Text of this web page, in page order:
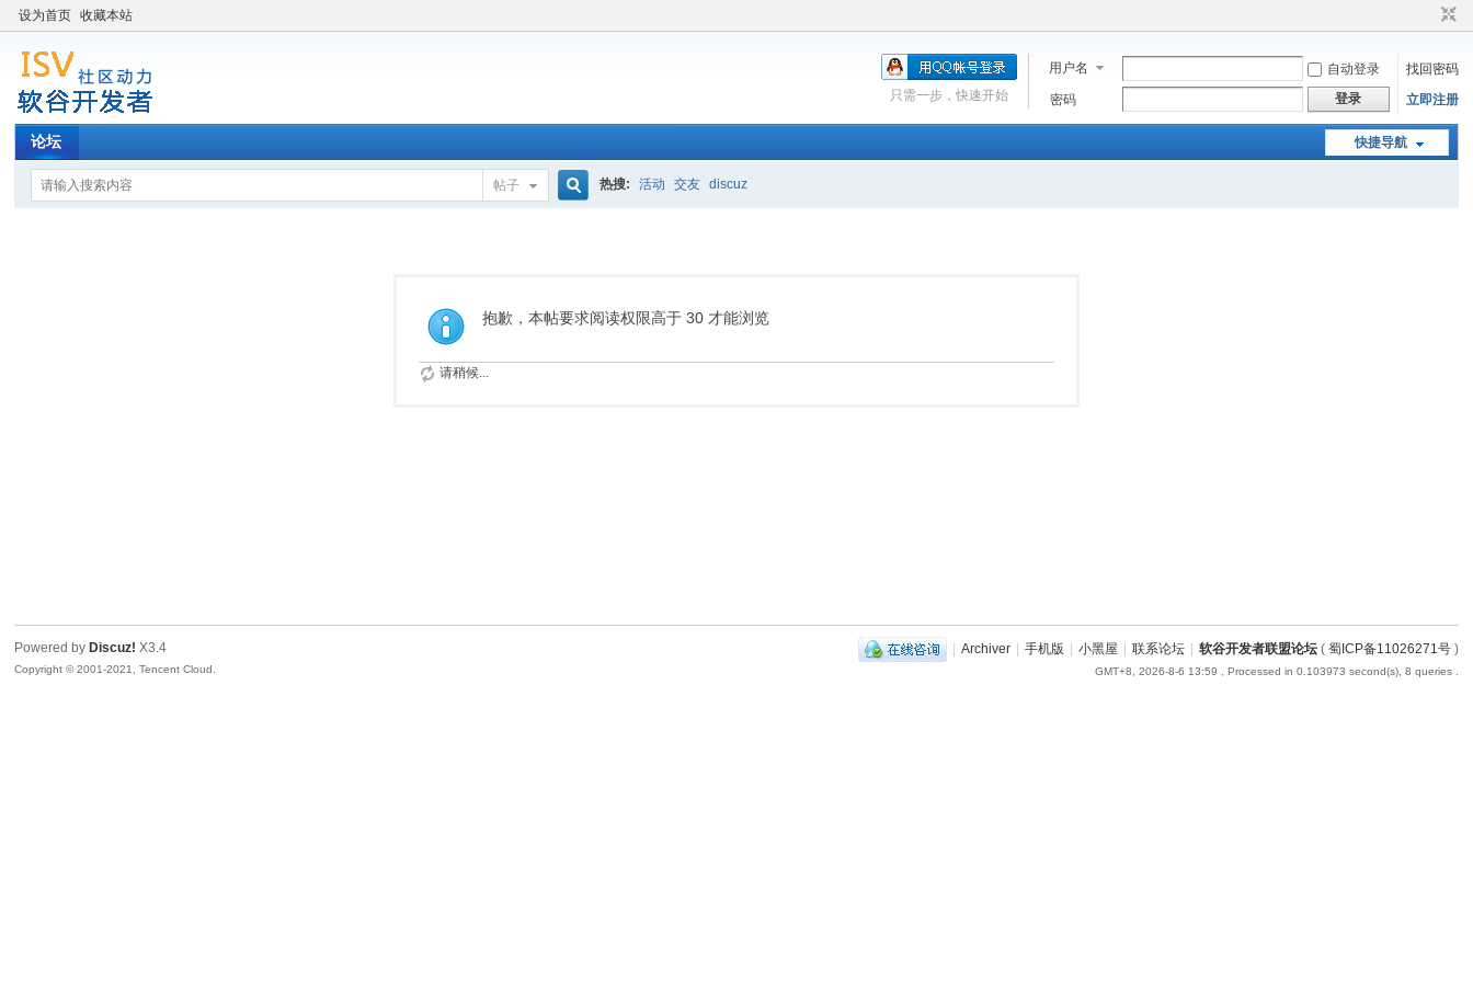
设为首页 收藏本站
用户名 自动登录
找回密码
密码
登录 立即注册
只需一步，快速开始
快捷导航
论坛
帖子
索
热搜: 活动 交友 discuz
抱歉，本帖要求阅读权限高于 30 才能浏览
请稍候...
| Archiver | 手机版 | 小黑屋 | 联系论坛 | 软谷开发者联盟论坛( 蜀ICP备11026271号)
GMT+8, 2026-8-6 13:59 , Processed in 0.103973 second(s), 8 queries .
Powered by Discuz! X3.4
Copyright © 2001-2021, Tencent Cloud.